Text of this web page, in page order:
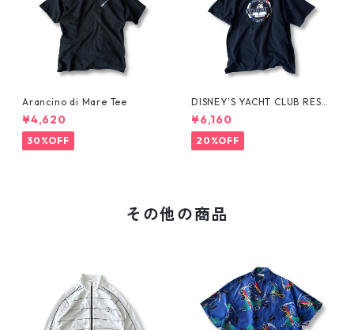
Arancino di Mare Tee
¥4,620
30%OFF
DISNEY'S YACHT CLUB RESO
RT Tee
¥6,160
20%OFF
その他の商品